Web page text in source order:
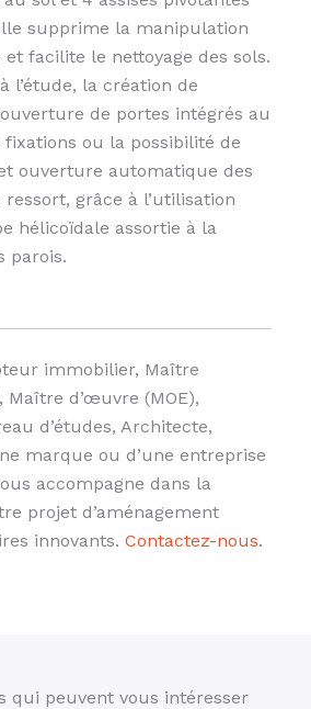
supprime la manipulation
et facilite le nettoyage des sols.
l’étude, la création de
de portes intégrés au
fixations ou la possibilité de
ouverture automatique des
ressort, grâce à l’utilisation
hélicoïdale assortie à la
parois.
immobilier, Maître
Maître d’œuvre (MOE),
d’études, Architecte,
marque ou d’une entreprise
accompagne dans la
projet d’aménagement
innovants. Contactez-nous.
qui peuvent vous intéresser